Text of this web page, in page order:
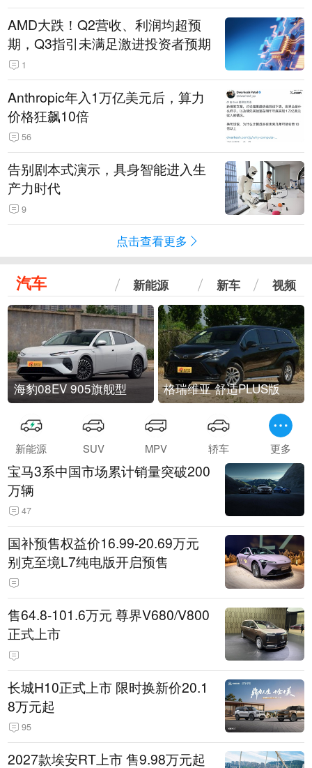
AMD大跌！Q2营收、利润均超预
期，Q3指引未满足激进投资者预期
1
Anthropic年入1万亿美元后，算力
价格狂飙10倍
56
告别剧本式演示，具身智能进入生
产力时代
9
点击查看更多
汽车 新能源 新车 视频
海豹08EV 905旗舰型 格瑞维亚 舒适PLUS版
新能源 SUV MPV 轿车 更多
宝马3系中国市场累计销量突破200
万辆
47
国补预售权益价16.99-20.69万元
别克至境L7纯电版开启预售
售64.8-101.6万元 尊界V680/V800
正式上市
长城H10正式上市 限时换新价20.1
8万元起
95
2027款埃安RT上市 售9.98万元起